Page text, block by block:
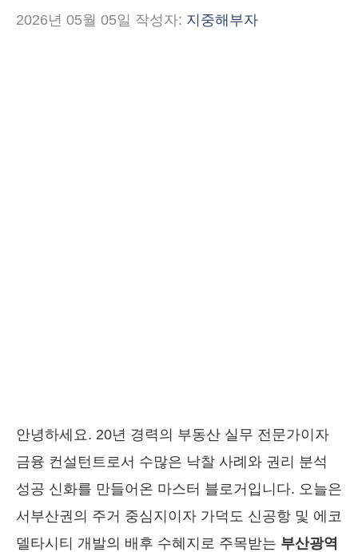
2026년 05월 05일 작성자: 지중해부자
안녕하세요. 20년 경력의 부동산 실무 전문가이자
금융 컨설턴트로서 수많은 낙찰 사례와 권리 분석
성공 신화를 만들어온 마스터 블로거입니다. 오늘은
서부산권의 주거 중심지이자 가덕도 신공항 및 에코
델타시티 개발의 배후 수혜지로 주목받는 부산광역